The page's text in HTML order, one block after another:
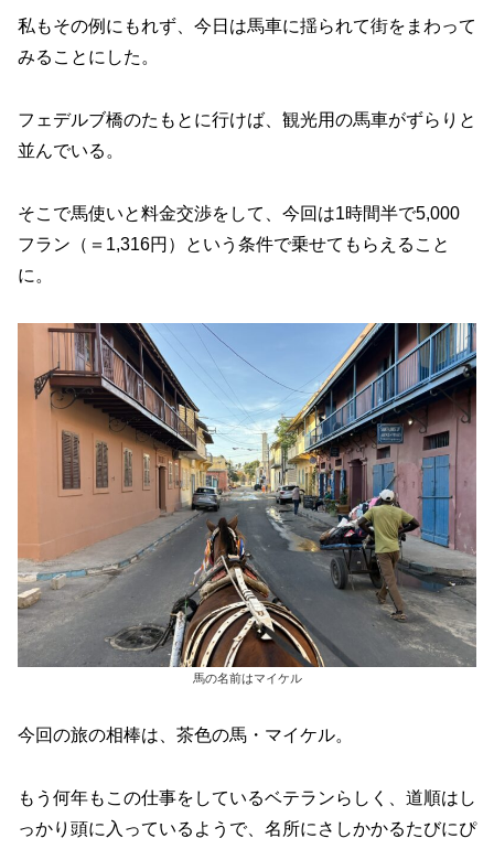
私もその例にもれず、今日は馬車に揺られて街をまわって
みることにした。
フェデルブ橋のたもとに行けば、観光用の馬車がずらりと
並んでいる。
そこで馬使いと料金交渉をして、今回は1時間半で5,000
フラン（＝1,316円）という条件で乗せてもらえること
に。
馬の名前はマイケル
今回の旅の相棒は、茶色の馬・マイケル。
もう何年もこの仕事をしているベテランらしく、道順はし
っかり頭に入っているようで、名所にさしかかるたびにぴ